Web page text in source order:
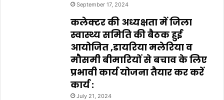
September 17, 2024
कलेक्टर की अध्यक्षता में जिला
स्वास्थ्य समिति की बैठक हुई
आयोजित ,डायरिया मलेरिया व
मौसमी बीमारियों से बचाव के लिए
प्रभावी कार्य योजना तैयार कर करें
कार्य :
July 21, 2024